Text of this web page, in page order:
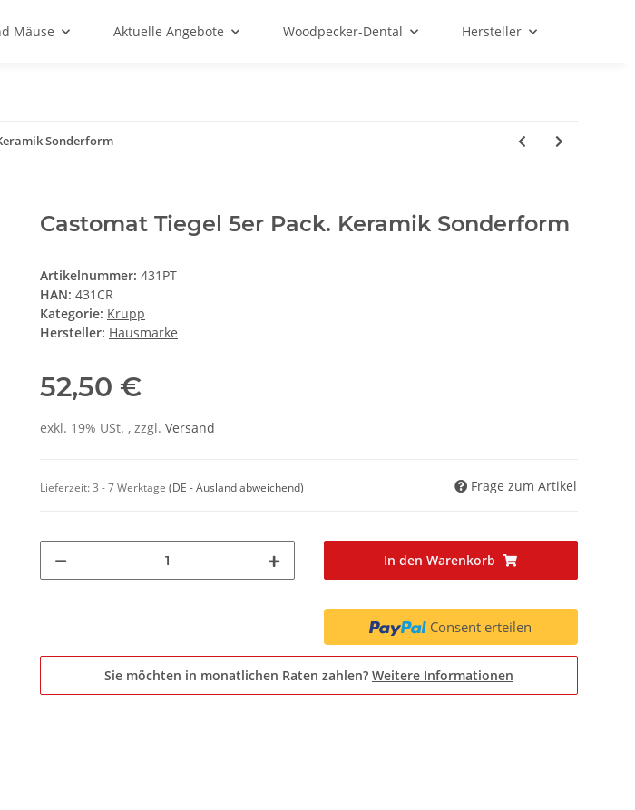
Mäuse Aktuelle Angebote Woodpecker-Dental Hersteller
Sonderform
Castomat Tiegel 5er Pack. Keramik Sonderform
Artikelnummer: 431PT
HAN: 431CR
Kategorie: Krupp
Hersteller: Hausmarke
52,50 €
exkl. 19% USt. , zzgl. Versand
Lieferzeit:3 - 7 Werktage (DE - Ausland abweichend) Frage zum Artikel
In den Warenkorb
Consent erteilen
Sie möchten in monatlichen Raten zahlen? Weitere Informationen